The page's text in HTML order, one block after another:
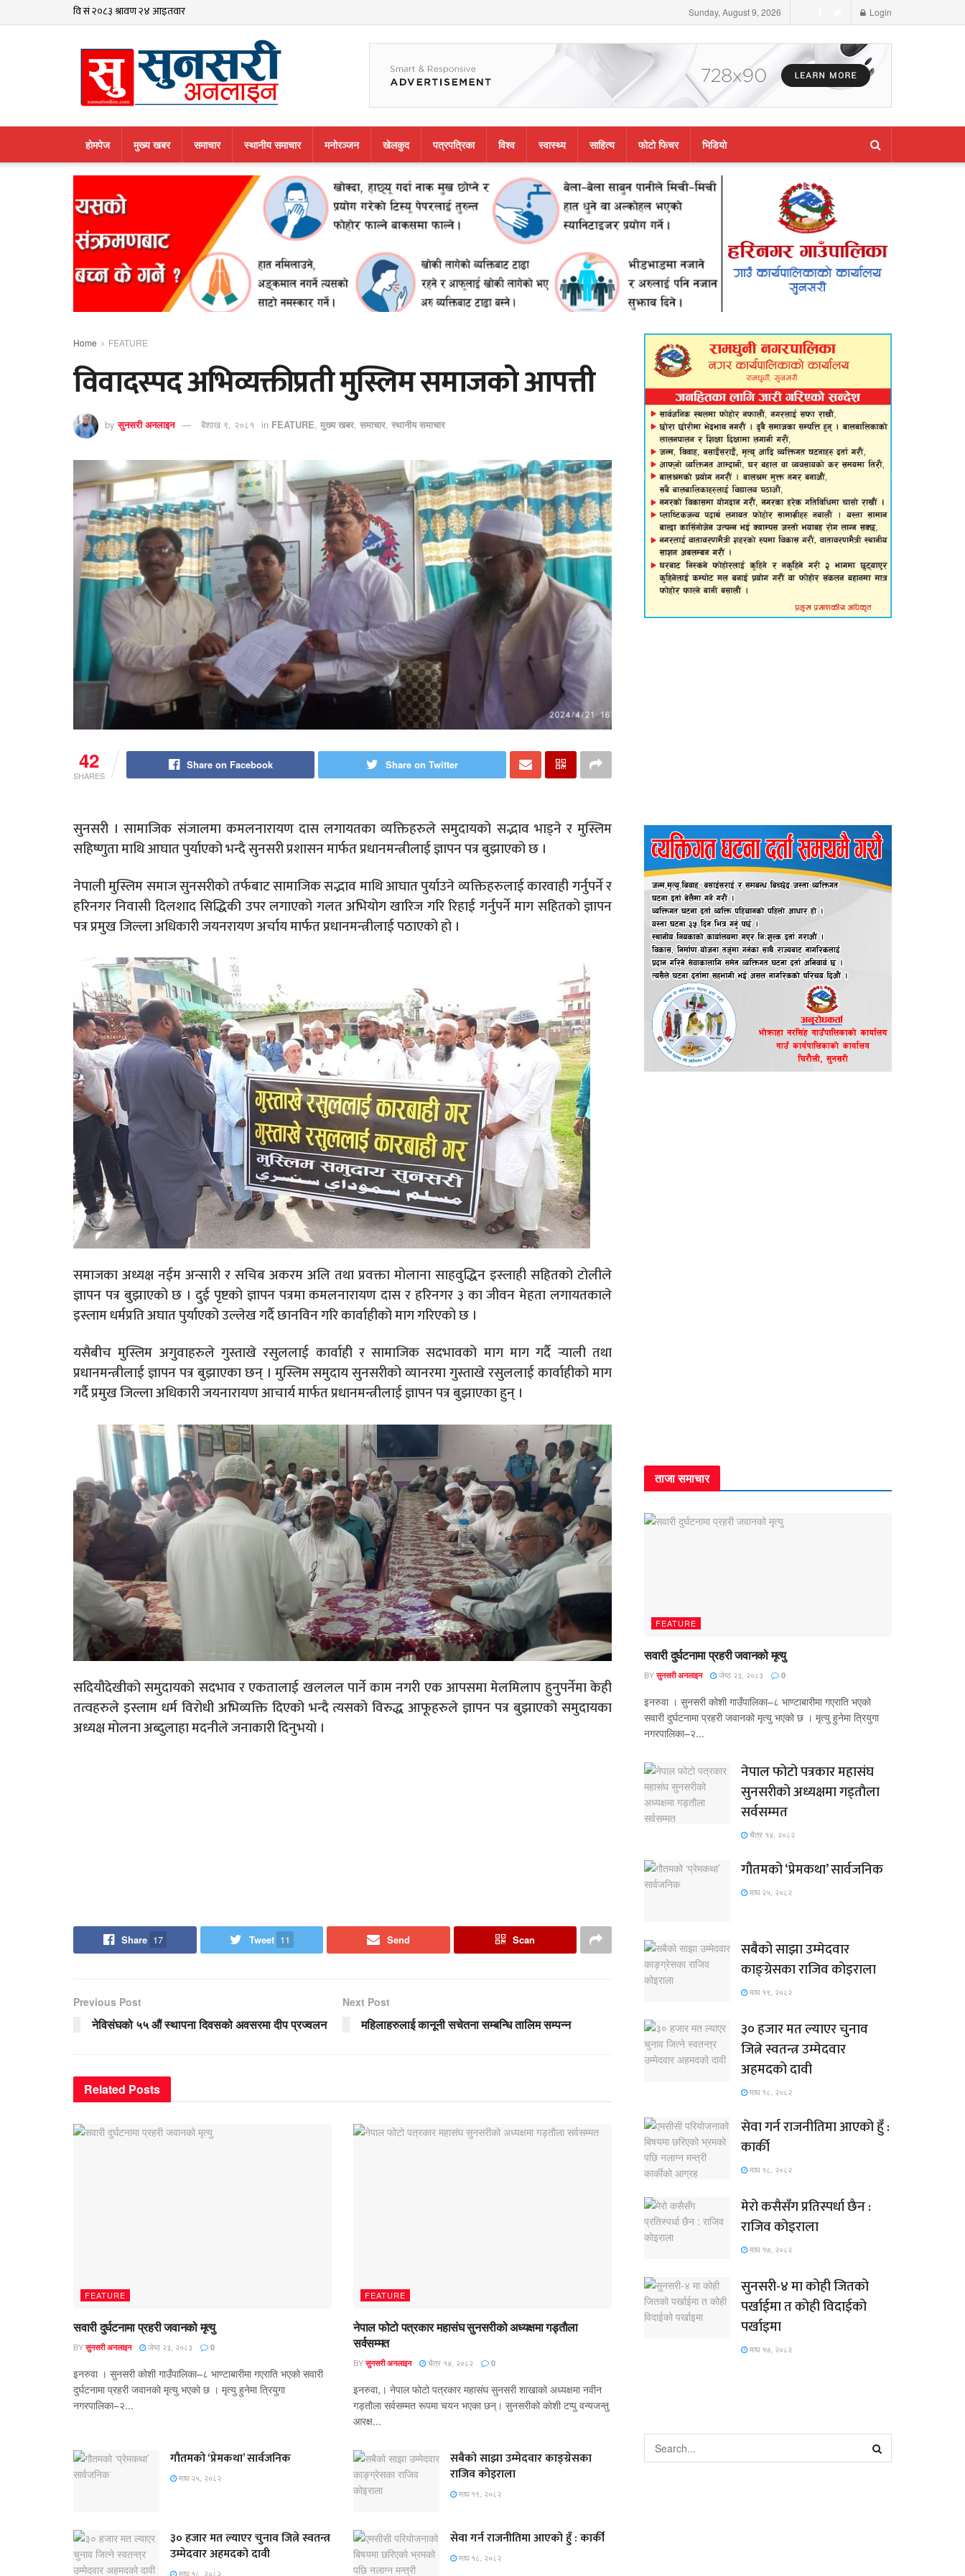
Sunday, August 9, 2026 Login
हाेमपेज मुख्य खबर समाचार स्थानीय समाचार मनाेरञ्जन खेलकुद पत्रपत्रिका विश्व स्वास्थ्य साहित्य फाेटाे फिचर भिडियाे
Home FEATURE
विवादस्पद अभिव्यक्तीप्रती मुस्लिम समाजको आपत्ती
by सुनसरी अनलाइन बैशाख ९, २०८१ in FEATURE, मुख्य खबर, समाचार, स्थानीय समाचार
42
SHARES
Share on Facebook Share on Twitter
सुनसरी । सामाजिक संजालमा कमलनारायण दास लगायतका व्यक्तिहरुले समुदायको सद्भाव भाड्ने र मुस्लिम
सहिष्णुता माथि आघात पुर्याएको भन्दै सुनसरी प्रशासन मार्फत प्रधानमन्त्रीलाई ज्ञापन पत्र बुझाएको छ ।
नेपाली मुस्लिम समाज सुनसरीको तर्फबाट सामाजिक सद्भाव माथि आघात पुर्याउने व्यक्तिहरुलाई कारवाही गर्नुपर्ने र
हरिनगर निवासी दिलशाद सिद्धिकी उपर लगाएको गलत अभियोग खारिज गरि रिहाई गर्नुपर्ने माग सहितको ज्ञापन
पत्र प्रमुख जिल्ला अधिकारी जयनरायण अर्चाय मार्फत प्रधानमन्त्रीलाई पठाएको हो ।
समाजका अध्यक्ष नईम अन्सारी र सचिब अकरम अलि तथा प्रवक्ता मोलाना साहवुद्धिन इस्लाही सहितको टोलीले
ज्ञापन पत्र बुझाएको छ । दुई पृष्टको ज्ञापन पत्रमा कमलनारायण दास र हरिनगर ३ का जीवन मेहता लगायतकाले
इस्लाम धर्मप्रति अघात पुर्याएको उल्लेख गर्दै छानविन गरि कार्वाहीको माग गरिएको छ ।
यसैबीच मुस्लिम अगुवाहरुले गुस्ताखे रसुललाई कार्वाही र सामाजिक सदभावको माग माग गर्दै र्‍याली तथा
प्रधानमन्त्रीलाई ज्ञापन पत्र बुझाएका छन् । मुस्लिम समुदाय सुनसरीको व्यानरमा गुस्ताखे रसुललाई कार्वाहीको माग
गर्दै प्रमुख जिल्ला अधिकारी जयनारायण आचार्य मार्फत प्रधानमन्त्रीलाई ज्ञापन पत्र बुझाएका हुन् ।
सदियौदेखीको समुदायको सदभाव र एकतालाई खललल पार्ने काम नगरी एक आपसमा मेलमिलाप हुनुपर्नेमा केही
तत्वहरुले इस्लाम धर्म विरोधी अभिव्यक्ति दिएको भन्दै त्यसको विरुद्ध आफूहरुले ज्ञापन पत्र बुझाएको समुदायका
अध्यक्ष मोलना अब्दुलाहा मदनीले जनाकारी दिनुभयो ।
Share 17 Tweet 11 Send Scan
Previous Post
नेविसंघको ५५ औं स्थापना दिवसको अवसरमा दीप प्रज्वलन
Next Post
महिलाहरुलाई कानूनी सचेतना सम्बन्धि तालिम सम्पन्न
Related Posts
FEATURE
सवारी दुर्घटनामा प्रहरी जवानको मृत्यु
BY सुनसरी अनलाइन जेष्ठ २३, २०८३ 0
इनरुवा । सुनसरी कोशी गाउँपालिका–८ भाण्टाबारीमा गएराति भएको सवारी
दुर्घटनामा प्रहरी जवानको मृत्यु भएको छ । मृत्यु हुनेमा त्रियुगा
नगरपालिका–२...
FEATURE
नेपाल फोटो पत्रकार महासंघ सुनसरीको अध्यक्षमा गड्ताैला
सर्वसम्मत
BY सुनसरी अनलाइन चैत्र १४, २०८२ 0
इनरुवा,। नेपाल फोटो पत्रकार महासंघ सुनसरी शाखाको अध्यक्षमा नवीन
गड्ताैला सर्वसम्मत रूपमा चयन भएका छन्। सुनसरीको काेशी टप्पु वन्यजन्तु
आरक्ष...
गौतमको ‘प्रेमकथा’ सार्वजनिक
माघ २५, २०८२
सबैको साझा उम्मेदवार काङ्ग्रेसका
राजिव कोइराला
माघ १९, २०८२
३० हजार मत ल्याएर चुनाव जित्ने स्वतन्त्र
उम्मेदवार अहमदको दावी
माघ १८, २०८२
सेवा गर्न राजनीतिमा आएको हुँ : कार्की
माघ १८, २०८२
ताजा समाचार
FEATURE
सवारी दुर्घटनामा प्रहरी जवानको मृत्यु
BY सुनसरी अनलाइन जेष्ठ २३, २०८३ 0
इनरुवा । सुनसरी कोशी गाउँपालिका–८ भाण्टाबारीमा गएराति भएको
सवारी दुर्घटनामा प्रहरी जवानको मृत्यु भएको छ । मृत्यु हुनेमा त्रियुगा
नगरपालिका–२...
नेपाल फोटो पत्रकार महासंघ
सुनसरीको अध्यक्षमा गड्ताैला
सर्वसम्मत
चैत्र १४, २०८२
गौतमको ‘प्रेमकथा’ सार्वजनिक
माघ २५, २०८२
सबैको साझा उम्मेदवार
काङ्ग्रेसका राजिव कोइराला
माघ १९, २०८२
३० हजार मत ल्याएर चुनाव
जित्ने स्वतन्त्र उम्मेदवार
अहमदको दावी
माघ १८, २०८२
सेवा गर्न राजनीतिमा आएको हुँ :
कार्की
माघ १८, २०८२
मेरो कसैसँग प्रतिस्पर्धा छैन :
राजिव कोइराला
माघ १७, २०८२
सुनसरी-४ मा कोही जितको
पर्खाईमा त कोही विदाईको
पर्खाइमा
माघ १७, २०८२